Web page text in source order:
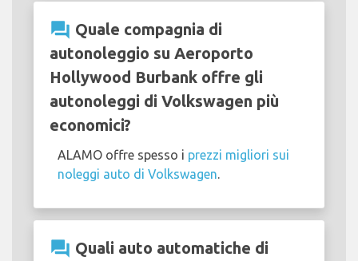
question_answer Quale compagnia di
autonoleggio su Aeroporto
Hollywood Burbank offre gli
autonoleggi di Volkswagen più
economici?
ALAMO offre spesso i prezzi migliori sui
noleggi auto di Volkswagen
question_answer Quali auto automatiche di